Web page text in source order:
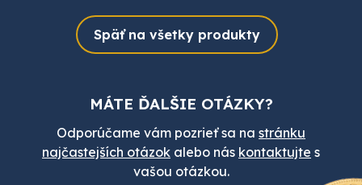
Späť na všetky produkty
MÁTE ĎALŠIE OTÁZKY?
Odporúčame vám pozrieť sa na stránku
najčastejších otázok alebo nás kontaktujte s
vašou otázkou.